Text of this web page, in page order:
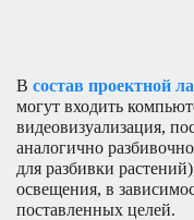
В состав проектной
могут входить
видеовизуализация,
аналогично
для разбивки
освещения, в
поставленных целей.